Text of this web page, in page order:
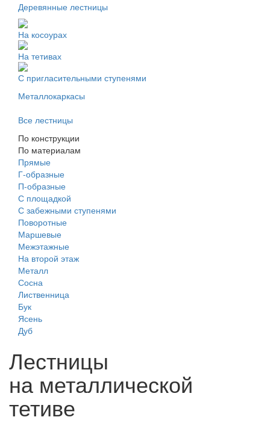
Деревянные лестницы
На косоурах
На тетивах
С пригласительными ступенями
Металлокаркасы
Все лестницы
По конструкции
По материалам
Прямые
Г-образные
П-образные
С площадкой
С забежными ступенями
Поворотные
Маршевые
Межэтажные
На второй этаж
Металл
Сосна
Лиственница
Бук
Ясень
Дуб
Лестницы
на металлической
тетиве